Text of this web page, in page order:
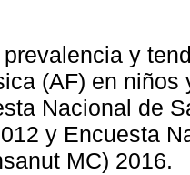
y
(AF) en niños
Nacional de
y Encuesta
MC) 2016.